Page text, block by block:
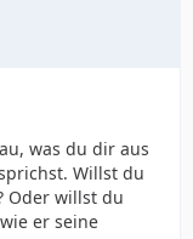
was du dir aus
Willst du
Oder willst du
er seine